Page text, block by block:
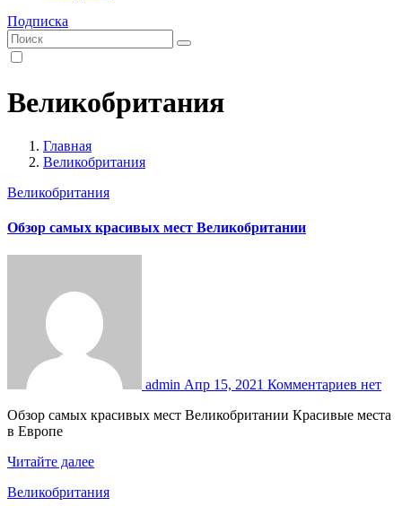
Подписка
Великобритания
Главная
Великобритания
Великобритания
Обзор самых красивых мест Великобритании
admin Апр 15, 2021 Комментариев нет
Обзор самых красивых мест Великобритании Красивые места
в Европе
Читайте далее
Великобритания